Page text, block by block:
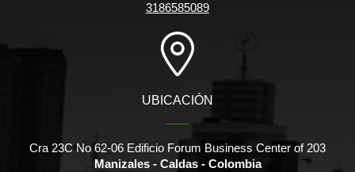
3186585089
UBICACIÓN
Cra 23C No 62-06 Edificio Forum Business Center of 203
Manizales - Caldas - Colombia